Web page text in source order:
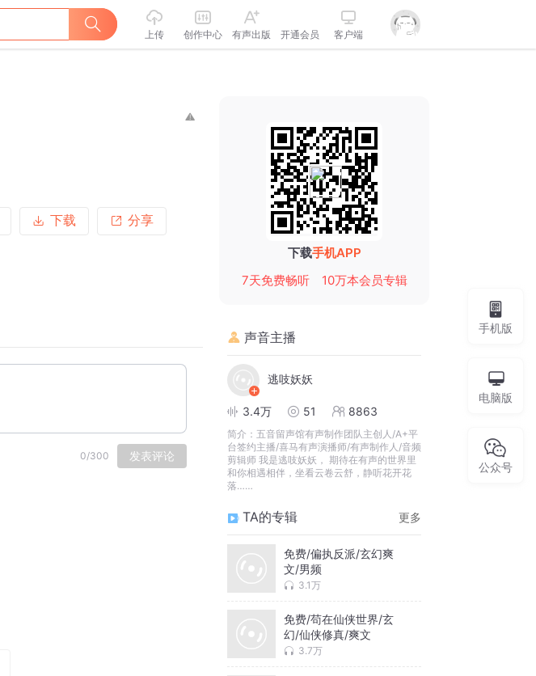
上传 创作中心 有声出版 开通会员 客户端
下载 分享
0/300 发表评论
下载手机APP
7天免费畅听
10万本会员专辑
声音主播
逃吱妖妖
3.4万 51 8863
简介： 五音留声馆有声制作团队主创人/A+平
台签约主播/喜马有声演播师/有声制作人/音频
剪辑师 我是逃吱妖妖， 期待在有声的世界里
和你相遇相伴，坐看云卷云舒，静听花开花
落……
TA的专辑 更多
免费/偏执反派/玄幻爽
文/男频
3.1万
免费/苟在仙侠世界/玄
幻/仙侠修真/爽文
3.7万
手机版
电脑版
公众号